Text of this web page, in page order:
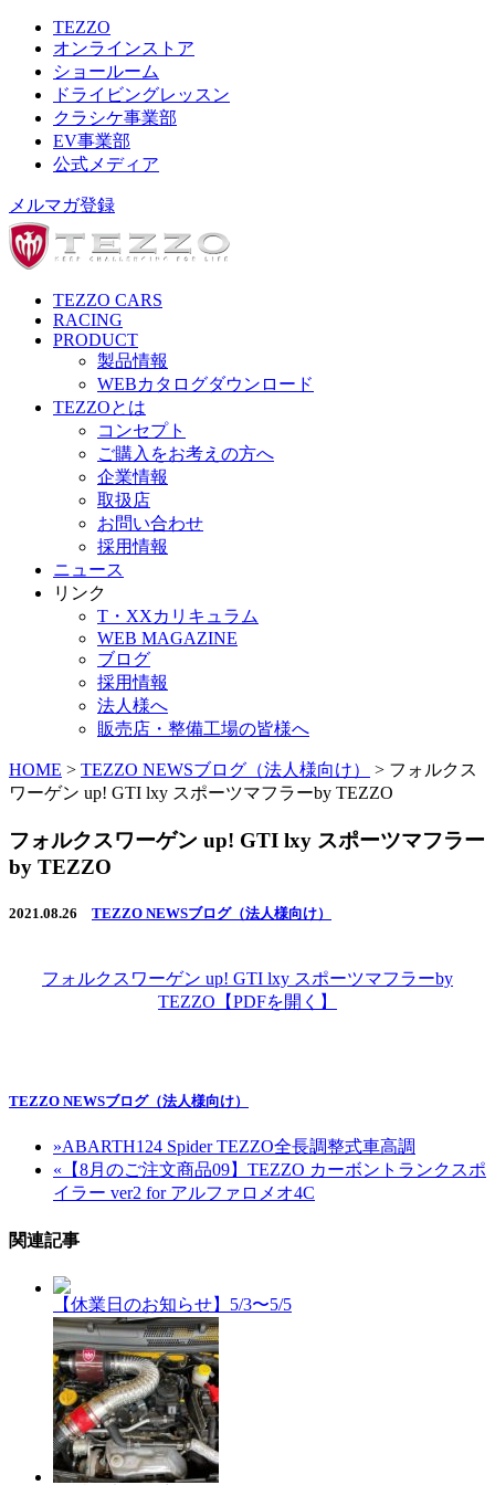
TEZZO
オンラインストア
ショールーム
ドライビングレッスン
クラシケ事業部
EV事業部
公式メディア
メルマガ登録
TEZZO CARS
RACING
PRODUCT
製品情報
WEBカタログダウンロード
TEZZOとは
コンセプト
ご購入をお考えの方へ
企業情報
取扱店
お問い合わせ
採用情報
ニュース
リンク
T・XXカリキュラム
WEB MAGAZINE
ブログ
採用情報
法人様へ
販売店・整備工場の皆様へ
HOME > TEZZO NEWSブログ（法人様向け） > フォルクス
ワーゲン up! GTI lxy スポーツマフラーby TEZZO
フォルクスワーゲン up! GTI lxy スポーツマフラー
by TEZZO
2021.08.26 TEZZO NEWSブログ（法人様向け）
フォルクスワーゲン up! GTI lxy スポーツマフラーby
TEZZO【PDFを開く】
TEZZO NEWSブログ（法人様向け）
»ABARTH124 Spider TEZZO全長調整式車高調
« 【8月のご注文商品09】TEZZO カーボントランクスポ
イラー ver2 for アルファロメオ4C
関連記事
【休業日のお知らせ】5/3〜5/5